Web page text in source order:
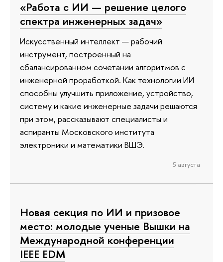
«Работа с ИИ — решение целого
спектра инженерных задач»
Искусственный интеллект — рабочий
инструмент, построенный на
сбалансированном сочетании алгоритмов с
инженерной проработкой. Как технологии ИИ
способны улучшить приложение, устройство,
систему и какие инженерные задачи решаются
при этом, рассказывают специалисты и
аспиранты Московского института
электроники и математики ВШЭ.
5 августа
Новая секция по ИИ и призовое
место: молодые ученые Вышки на
Международной конференции
IEEE EDM